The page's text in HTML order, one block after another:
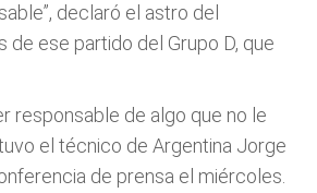
declaró el astro del
de ese partido del Grupo D, que
responsable de algo que no le
el técnico de Argentina Jorge
de prensa el miércoles.